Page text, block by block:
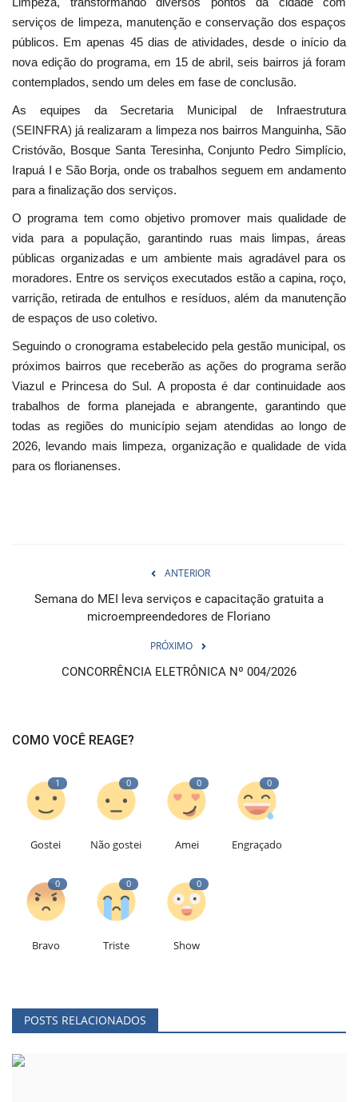
serviços de limpeza, manutenção e conservação dos espaços
públicos. Em apenas 45 dias de atividades, desde o início da
nova edição do programa, em 15 de abril, seis bairros já foram
contemplados, sendo um deles em fase de conclusão.
As equipes da Secretaria Municipal de Infraestrutura
(SEINFRA) já realizaram a limpeza nos bairros Manguinha, São
Cristóvão, Bosque Santa Teresinha, Conjunto Pedro Simplício,
Irapuá I e São Borja, onde os trabalhos seguem em andamento
para a finalização dos serviços.
O programa tem como objetivo promover mais qualidade de
vida para a população, garantindo ruas mais limpas, áreas
públicas organizadas e um ambiente mais agradável para os
moradores. Entre os serviços executados estão a capina, roço,
varrição, retirada de entulhos e resíduos, além da manutenção
de espaços de uso coletivo.
Seguindo o cronograma estabelecido pela gestão municipal, os
próximos bairros que receberão as ações do programa serão
Viazul e Princesa do Sul. A proposta é dar continuidade aos
trabalhos de forma planejada e abrangente, garantindo que
todas as regiões do município sejam atendidas ao longo de
2026, levando mais limpeza, organização e qualidade de vida
para os florianenses.
ANTERIOR
Semana do MEI leva serviços e capacitação gratuita a
microempreendedores de Floriano
PRÓXIMO
CONCORRÊNCIA ELETRÔNICA Nº 004/2026
COMO VOCÊ REAGE?
1
Gostei
0
Não gostei
0
Amei
0
Engraçado
0
Bravo
0
Triste
0
Show
POSTS RELACIONADOS